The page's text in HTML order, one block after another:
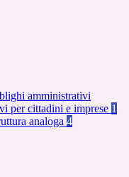
amministrativi
per cittadini e imprese 1
analoga 4